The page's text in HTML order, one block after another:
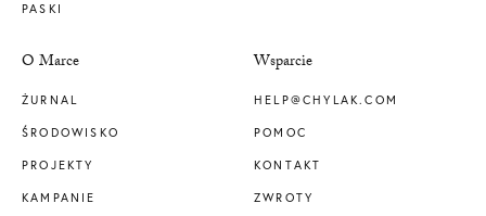
PASKI
O Marce
ŻURNAL
ŚRODOWISKO
PROJEKTY
KAMPANIE
Wsparcie
HELP@CHYLAK.COM
POMOC
KONTAKT
ZWROTY